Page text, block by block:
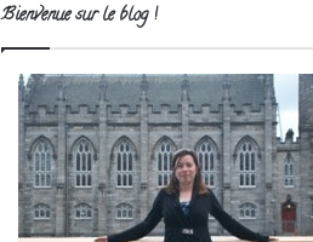
Bienvenue sur le blog !